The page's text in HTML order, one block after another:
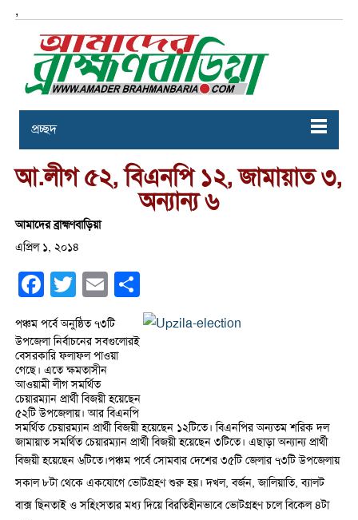
,
প্রচ্ছদ
আ.লীগ ৫২, বিএনপি ১২, জামায়াত ৩,
অন্যান্য ৬
আমাদের ব্রাহ্মণবাড়িয়া
এপ্রিল ১, ২০১৪
Facebook
Twitter Email
পঞ্চম পর্বে অনুষ্ঠিত ৭৩টি
উপজেলা নির্বাচনের সবগুলোরই
বেসরকারি ফলাফল পাওয়া
গেছে। এতে ক্ষমতাসীন
আওয়ামী লীগ সমর্থিত
চেয়ারম্যান প্রার্থী বিজয়ী হয়েছেন
৫২টি উপজেলায়। আর বিএনপি
সমর্থিত চেয়ারম্যান প্রার্থী বিজয়ী হয়েছেন ১২টিতে। বিএনপির অন্যতম শরিক দল
জামায়াত সমর্থিত চেয়ারম্যান প্রার্থী বিজয়ী হয়েছেন ৩টিতে। এছাড়া অন্যান্য প্রার্থী
বিজয়ী হয়েছেন ৬টিতে।পঞ্চম পর্বে সোমবার দেশের ৩৫টি জেলার ৭৩টি উপজেলায়
সকাল ৮টা থেকে একযোগে ভোটগ্রহণ শুরু হয়। দখল, বর্জন, জালিয়াতি, ব্যালট
বাক্স ছিনতাই ও সহিংসতার মধ্য দিয়ে বিরতিহীনভাবে ভোটগ্রহণ চলে বিকেল ৪টা